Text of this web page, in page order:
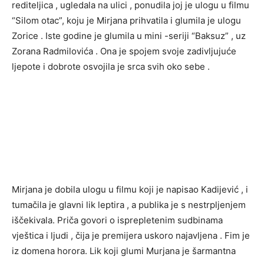
rediteljica , ugledala na ulici , ponudila joj je ulogu u filmu
“Silom otac”, koju je Mirjana prihvatila i glumila je ulogu
Zorice . Iste godine je glumila u mini -seriji “Baksuz” , uz
Zorana Radmilovića . Ona je spojem svoje zadivljujuće
ljepote i dobrote osvojila je srca svih oko sebe .
Mirjana je dobila ulogu u filmu koji je napisao Kadijević , i
tumačila je glavni lik leptira , a publika je s nestrpljenjem
iščekivala. Priča govori o isprepletenim sudbinama
vještica i ljudi , čija je premijera uskoro najavljena . Fim je
iz domena horora. Lik koji glumi Murjana je šarmantna